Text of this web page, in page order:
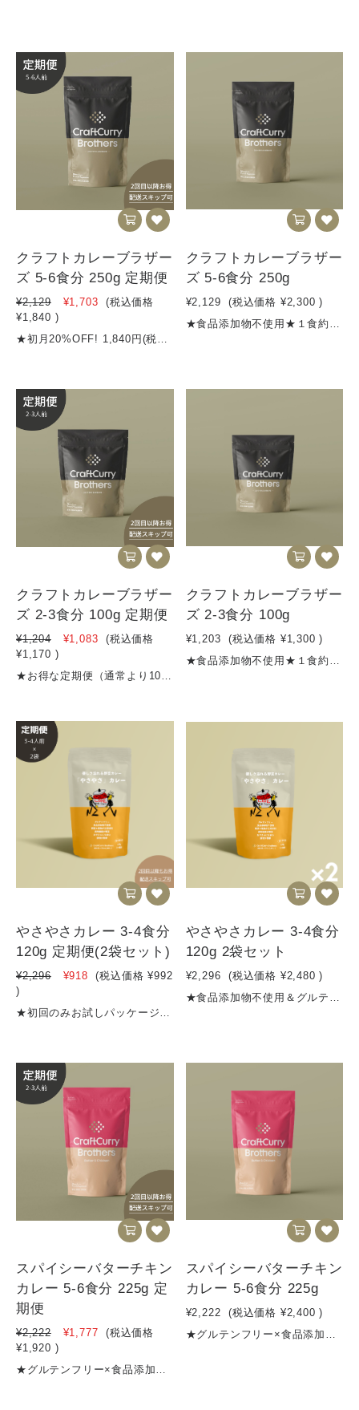
クラフトカレーブラザー
ズ 5-6食分 250g 定期便
¥2,129 ¥1,703
(税込価格
¥1,840 )
クラフトカレーブラザー
ズ 5-6食分 250g
¥2,129 (税込価格 ¥2,300 )
クラフトカレーブラザー
ズ 2-3食分 100g 定期便
¥1,204 ¥1,083
(税込価格
¥1,170 )
クラフトカレーブラザー
ズ 2-3食分 100g
¥1,203 (税込価格 ¥1,300 )
やさやさカレー 3-4食分
120g 定期便(2袋セット)
¥2,296 ¥918 (税込価格 ¥992
)
やさやさカレー 3-4食分
120g 2袋セット
¥2,296 (税込価格 ¥2,480 )
スパイシーバターチキン
カレー 5-6食分 225g 定
期便
¥2,222 ¥1,777
(税込価格
¥1,920 )
スパイシーバターチキン
カレー 5-6食分 225g
¥2,222 (税込価格 ¥2,400 )